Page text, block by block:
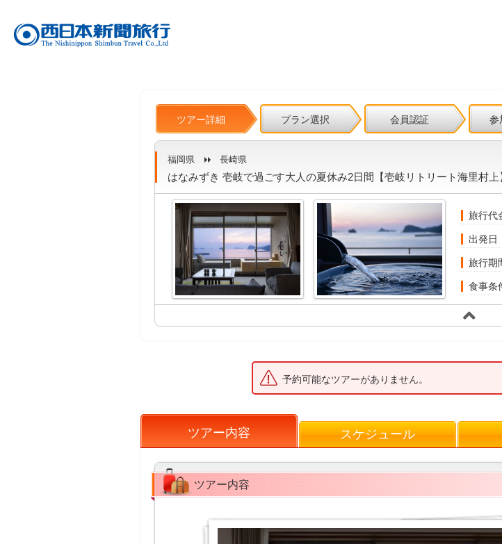
ツアー詳細 プラン選択 会員認証 参
福岡県 長崎県
はなみずき 壱岐で過ごす大人の夏休み2日間【壱岐リトリート海里村上
旅行代
出発日
旅行期
食事条
予約可能なツアーがありません。
ツアー内容 スケジュール
ツアー内容